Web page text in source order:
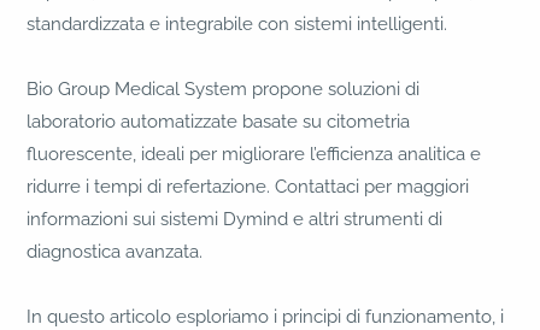
standardizzata e integrabile con sistemi intelligenti.
Bio Group Medical System propone soluzioni di
laboratorio automatizzate basate su citometria
fluorescente, ideali per migliorare l’efficienza analitica e
ridurre i tempi di refertazione. Contattaci per maggiori
informazioni sui sistemi Dymind e altri strumenti di
diagnostica avanzata.
In questo articolo esploriamo i principi di funzionamento, i